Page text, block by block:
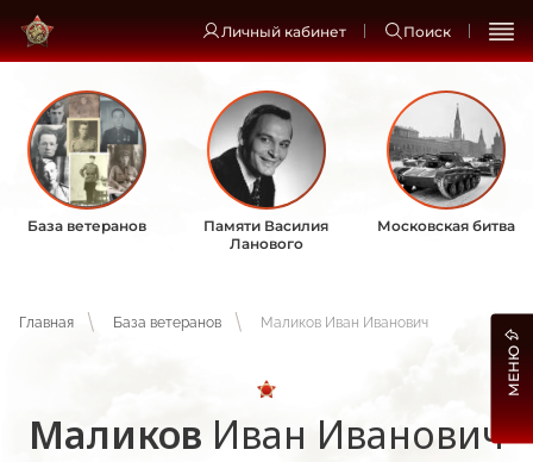
Личный кабинет Поиск
База ветеранов
Памяти Василия
Ланового
Московская битва
Главная База ветеранов Маликов Иван Иванович
Маликов Иван Иванович
МЕНЮ